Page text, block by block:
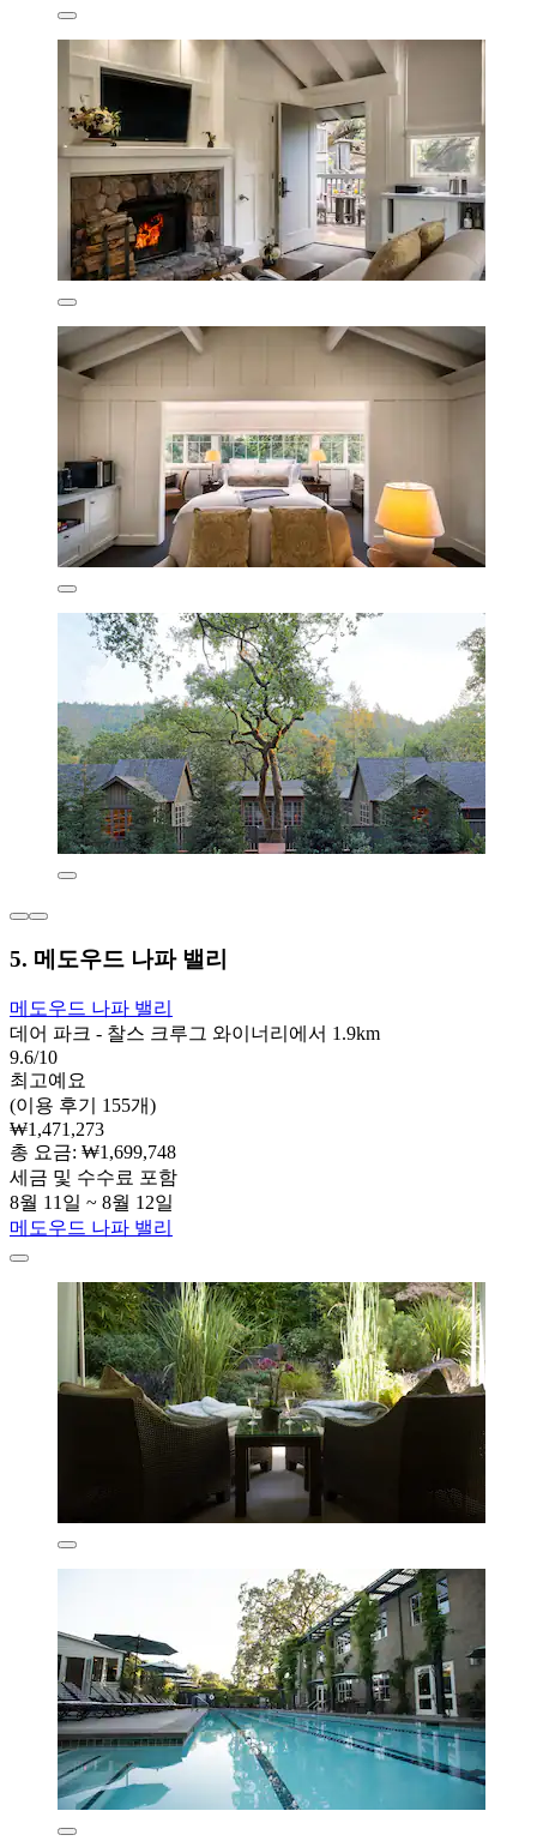
5. 메도우드 나파 밸리
메도우드 나파 밸리
데어 파크 - 찰스 크루그 와이너리에서 1.9km
9.6/10
최고예요
(이용 후기 155개)
₩1,471,273
총 요금: ₩1,699,748
세금 및 수수료 포함
8월 11일 ~ 8월 12일
메도우드 나파 밸리